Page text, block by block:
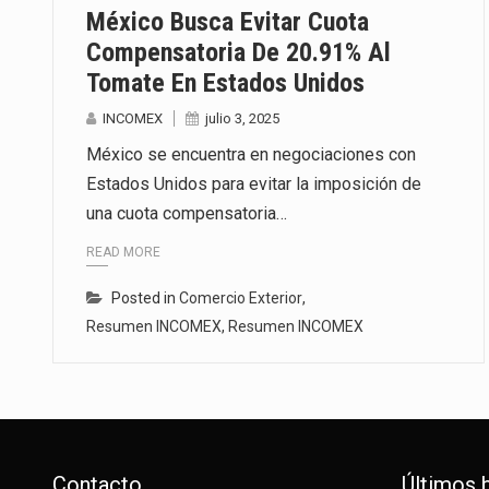
México Busca Evitar Cuota
Compensatoria De 20.91% Al
Tomate En Estados Unidos
INCOMEX julio 3, 2025
México se encuentra en negociaciones con
Estados Unidos para evitar la imposición de
una cuota compensatoria…
READ MORE
Posted in Comercio Exterior,
Resumen INCOMEX, Resumen INCOMEX